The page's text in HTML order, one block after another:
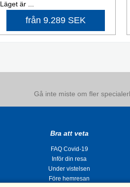
Läget är ...
från 9.289 SEK
Gå inte miste om fler
Bra att veta
FAQ Covid-19
Inför din resa
Under vistelsen
Före hemresan